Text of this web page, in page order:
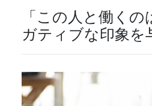
「この人と働く
ガティブな印象を